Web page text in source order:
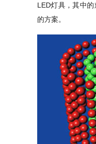
LED灯具，其中
的方案。